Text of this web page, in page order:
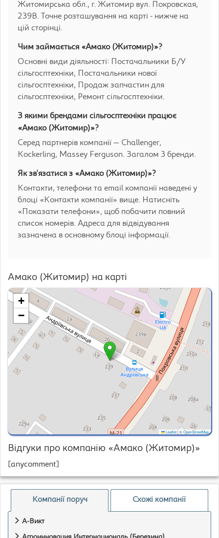
Житомирська обл., г. Житомир вул. Покровская,
239В. Точне розташування на карті - нижче на
цій сторінці.
Чим займається «Амако (Житомир)»?
Основні види діяльності: Постачальники Б/У
сільгосптехніки, Постачальники нової
сільгосптехніки, Продаж запчастин для
сільгосптехніки, Ремонт сільгосптехніки.
З якими брендами сільгосптехніки працює
«Амако (Житомир)»?
Серед партнерів компанії — Challenger,
Kockerling, Massey Ferguson. Загалом 3 бренди.
Як зв'язатися з «Амако (Житомир)»?
Контакти, телефони та email компанії наведені у
блоці «Контакти компанії» вище. Натисніть
«Показати телефони», щоб побачити повний
список номерів. Адреса для відвідування
зазначена в основному блоці інформації.
Амако (Житомир) на карті
+
−
Leaflet|©OpenStreetMap
Відгуки про компанію «Амако (Житомир)»
[anycomment]
Компанії поруч Схожі компанії
А-Викт